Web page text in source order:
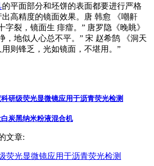
的平面部分和坯饼的表面都要进行严格
高精度的镜面效果。唐 韩愈 《嘲鼾
字裂，镜面生 痱癗。” 唐罗隐《晚眺》
，地似人心总不平。” 宋 赵希鹄 《洞天
用则锋乏，光如镜面，不堪用。”
研级荧光显微镜应用于沥青荧光检测
炭黑纳米粉液混合机
文章:
荧光显微镜应用于沥青荧光检测